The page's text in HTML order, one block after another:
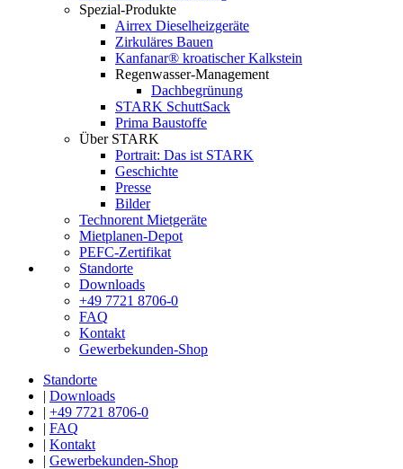
Spezial-Produkte
Airrex Dieselheizgeräte
Zirkuläres Bauen
Kanfanar® kroatischer Kalkstein
Regenwasser-Management
Dachbegrünung
STARK SchuttSack
Prima Baustoffe
Über STARK
Portrait: Das ist STARK
Geschichte
Presse
Bilder
Technorent Mietgeräte
Mietplanen-Depot
PEFC-Zertifikat
Standorte
Downloads
+49 7721 8706-0
FAQ
Kontakt
Gewerbekunden-Shop
Standorte
| Downloads
| +49 7721 8706-0
| FAQ
| Kontakt
| Gewerbekunden-Shop